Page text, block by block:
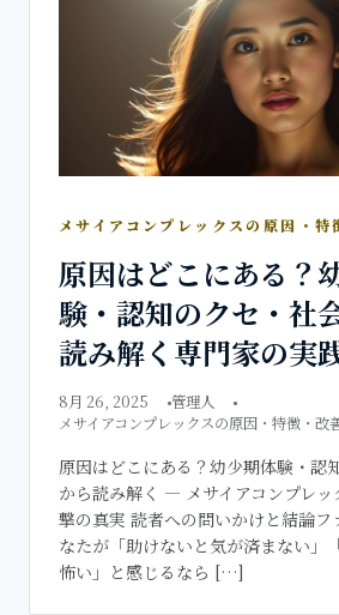
メサイアコンプレックスの原因・特
原因はどこにある？
験・認知のクセ・社
読み解く専門家の実
8月 26, 2025
管理人
メサイアコンプレックスの原因・特徴・改
原因はどこにある？幼少期体験・認
から読み解く — メサイアコンプレ
撃の真実 読者への問いかけと結論フ
なたが「助けないと気が済まない」
怖い」と感じるなら […]